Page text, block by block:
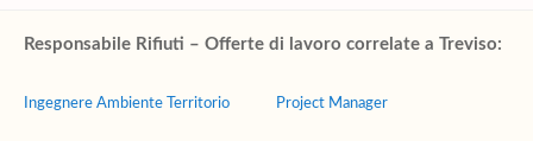
Responsabile Rifiuti – Offerte di lavoro correlate a Treviso:
Ingegnere Ambiente Territorio Project Manager